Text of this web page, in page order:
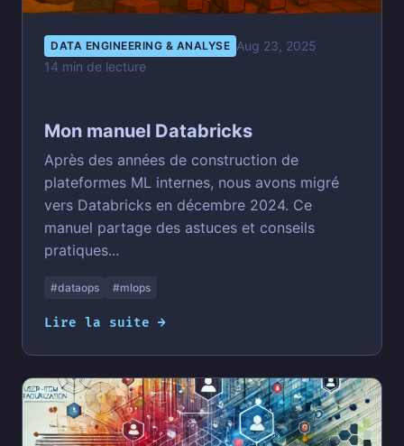
DATA ENGINEERING & ANALYSE Aug 23, 2025
14 min de lecture
Mon manuel Databricks
Après des années de construction de
plateformes ML internes, nous avons migré
vers Databricks en décembre 2024. Ce
manuel partage des astuces et conseils
pratiques...
#dataops #mlops
Lire la suite →